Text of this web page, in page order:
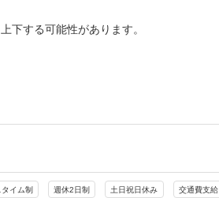
下する可能性があります。
イム制 週休2日制 土日祝日休み 交通費支給